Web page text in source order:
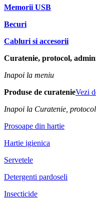
Memorii USB
Becuri
Cabluri si accesorii
Curatenie, protocol,
Inapoi la meniu
Produse de curatenieVezi
Inapoi la Curatenie,
Prosoape din hartie
Hartie igienica
Servetele
Detergenti pardoseli
Insecticide